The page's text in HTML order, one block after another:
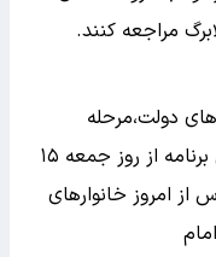
مراجعه کنند.
دولت،مرحله
یازدهم طرح کالابرگ الکترونیکی مطابق برنامه از روز جمعه ۱۵
اساس از امروز خانوارهای